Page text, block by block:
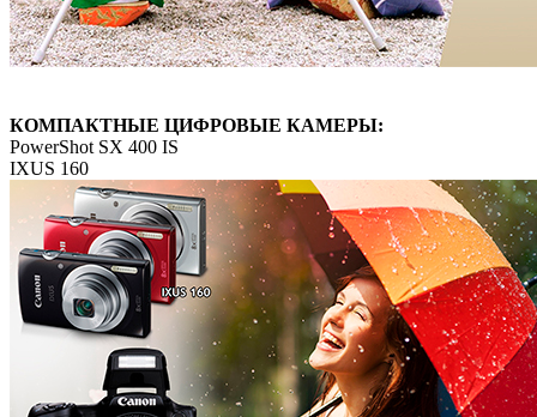
КОМПАКТНЫЕ ЦИФРОВЫЕ КАМЕРЫ:
PowerShot SX 400 IS
IXUS 160